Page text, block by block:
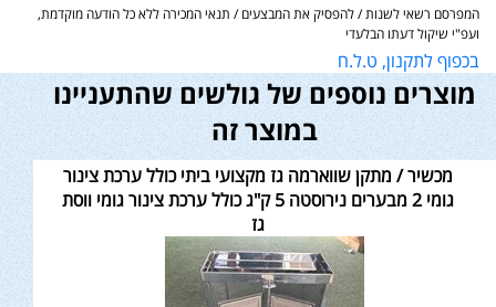
המפרסם רשאי לשנות / להפסיק את המבצעים / תנאי המכירה ללא כל הודעה מוקדמת,
ועפ"י שיקול דעתו הבלעדי
בכפוף לתקנון, ט.ל.ח
מוצרים נוספים של גולשים שהתעניינו
במוצר זה
מכשיר / מתקן שווארמה גז מקצועי ביתי כולל ערכת צינור
גומי 2 מבערים נירוסטה 5 ק"ג כולל ערכת צינור גומי ווסת
גז